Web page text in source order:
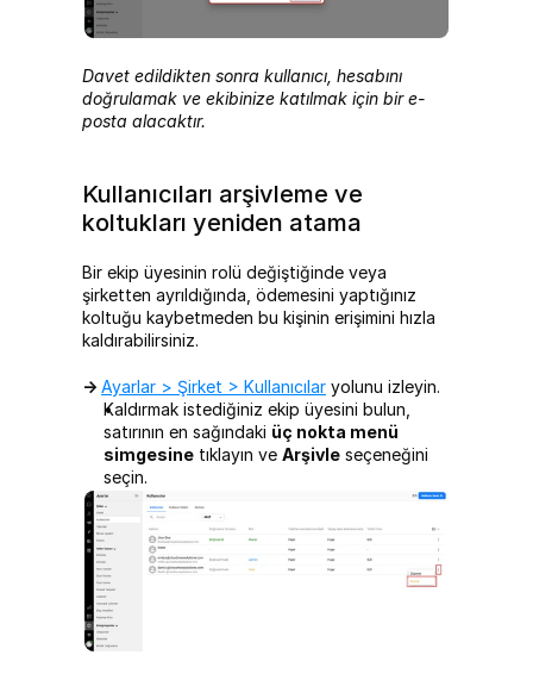
Davet edildikten sonra kullanıcı, hesabını
doğrulamak ve ekibinize katılmak için bir e-
posta alacaktır.
Kullanıcıları arşivleme ve
koltukları yeniden atama
Bir ekip üyesinin rolü değiştiğinde veya
şirketten ayrıldığında, ödemesini yaptığınız
koltuğu kaybetmeden bu kişinin erişimini hızla
kaldırabilirsiniz.
-> Ayarlar > Şirket > Kullanıcılar yolunu izleyin.
Kaldırmak istediğiniz ekip üyesini bulun,
satırının en sağındaki üç nokta menü
simgesine tıklayın ve Arşivle seçeneğini
seçin.